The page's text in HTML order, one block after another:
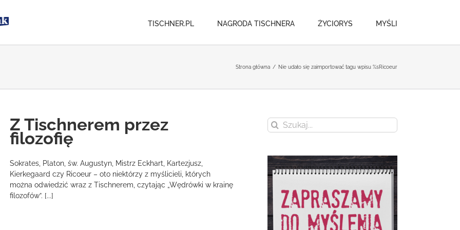
TISCHNER.PL NAGRODA TISCHNERA ŻYCIORYS MYŚLI
Strona główna / Nie udało się zaimportować tagu wpisu %sRicoeur
Z Tischnerem przez
filozofię
Sokrates, Platon, św. Augustyn, Mistrz Eckhart, Kartezjusz,
Kierkegaard czy Ricoeur – oto niektórzy z myślicieli, których
można odwiedzić wraz z Tischnerem, czytając „Wędrówki w krainę
filozofów”. [...]
Szukaj